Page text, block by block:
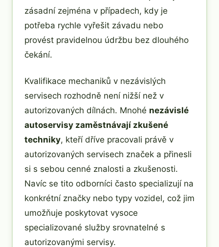
zásadní zejména v případech, kdy je
potřeba rychle vyřešit závadu nebo
provést pravidelnou údržbu bez dlouhého
čekání.
Kvalifikace mechaniků v nezávislých
servisech rozhodně není nižší než v
autorizovaných dílnách. Mnohé nezávislé
autoservisy zaměstnávají zkušené
techniky, kteří dříve pracovali právě v
autorizovaných servisech značek a přinesli
si s sebou cenné znalosti a zkušenosti.
Navíc se tito odborníci často specializují na
konkrétní značky nebo typy vozidel, což jim
umožňuje poskytovat vysoce
specializované služby srovnatelné s
autorizovanými servisy.